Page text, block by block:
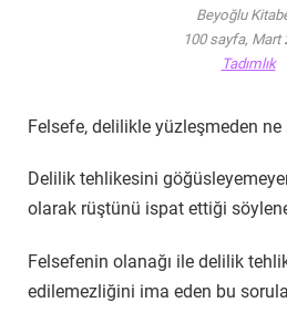
Beyoğlu
100 sayfa, Mart
Tadımlık
Felsefe, delilikle yüzleşmeden
Delilik tehlikesini
olarak rüştünü ispat ettiği
Felsefenin olanağı ile delilik
edilemezliğini ima eden bu